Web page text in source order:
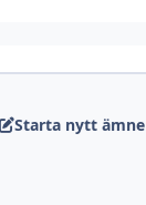
Starta nytt ämne